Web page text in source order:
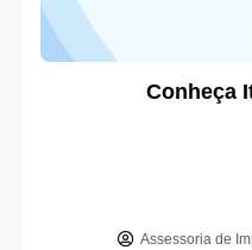
Conheça
Assessoria de